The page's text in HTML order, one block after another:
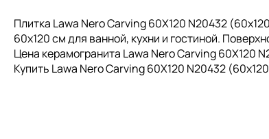
Плитка Lawa Nero Carving 60X120 N20432
60x120 см для ванной, кухни и гостиной.
Цена керамогранита Lawa Nero Carving 60X120
Купить Lawa Nero Carving 60X120 N20432